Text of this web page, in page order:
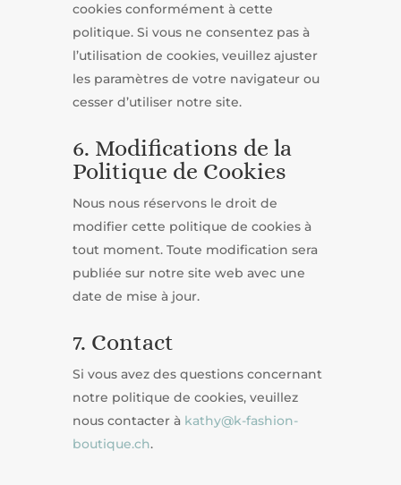
cookies conformément à cette
politique. Si vous ne consentez pas à
l’utilisation de cookies, veuillez ajuster
les paramètres de votre navigateur ou
cesser d’utiliser notre site.
6. Modifications de la
Politique de Cookies
Nous nous réservons le droit de
modifier cette politique de cookies à
tout moment. Toute modification sera
publiée sur notre site web avec une
date de mise à jour.
7. Contact
Si vous avez des questions concernant
notre politique de cookies, veuillez
nous contacter à kathy@k-fashion-
boutique.ch.